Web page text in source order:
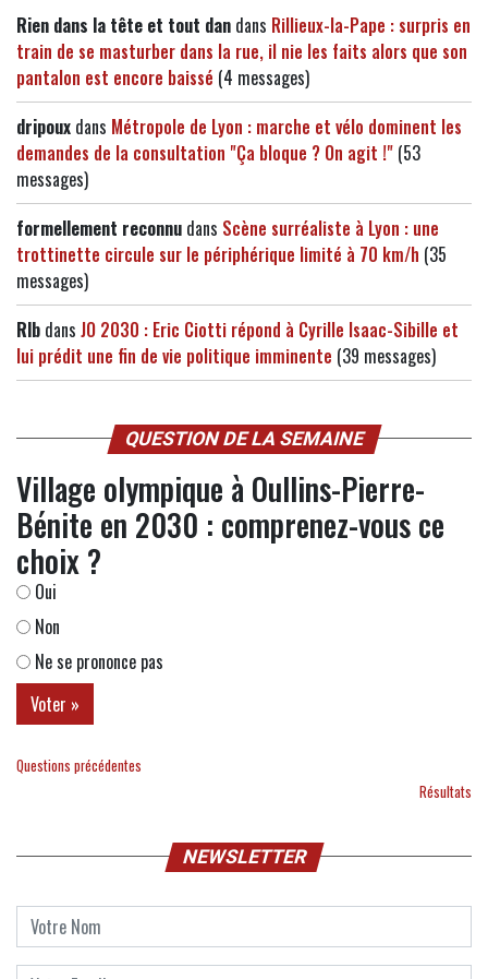
Rien dans la tête et tout dan dans Rillieux-la-Pape : surpris en
train de se masturber dans la rue, il nie les faits alors que son
pantalon est encore baissé (4 messages)
dripoux dans Métropole de Lyon : marche et vélo dominent les
demandes de la consultation "Ça bloque ? On agit !" (53
messages)
formellement reconnu dans Scène surréaliste à Lyon : une
trottinette circule sur le périphérique limité à 70 km/h (35
messages)
Rlb dans JO 2030 : Eric Ciotti répond à Cyrille Isaac-Sibille et
lui prédit une fin de vie politique imminente (39 messages)
QUESTION DE LA SEMAINE
Village olympique à Oullins-Pierre-
Bénite en 2030 : comprenez-vous ce
choix ?
Oui
Non
Ne se prononce pas
Questions précédentes
Résultats
NEWSLETTER